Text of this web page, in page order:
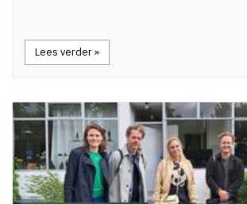
Lees verder »